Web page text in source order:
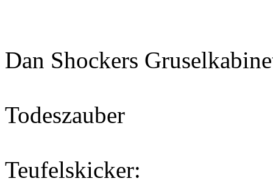
Dan Shockers
Todeszauber
Teufelskicker: